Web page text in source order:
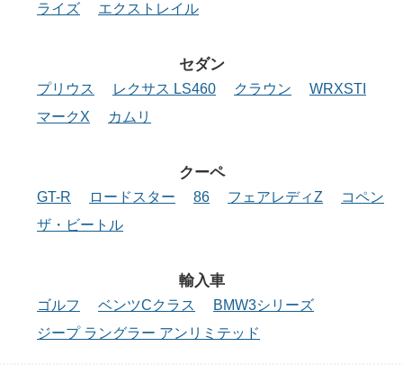
ライズ
エクストレイル
セダン
プリウス レクサス LS460 クラウン
WRXSTI
マークX
カムリ
クーペ
GT-R ロードスター 86 フェアレディZ
コペン
ザ・ビートル
輸入車
ゴルフ ベンツCクラス
BMW3シリーズ
ジープ ラングラー アンリミテッド